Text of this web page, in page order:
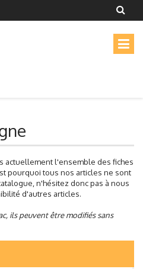
actuellement l'ensemble des fiches
pourquoi tous nos articles ne sont
n'hésitez donc pas à nous
d'autres articles.
ils peuvent être modifiés sans